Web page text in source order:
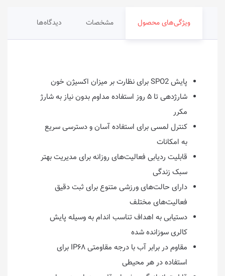
ویژگی‌های محصول مشخصات دیدگاه‌ها
پایش SPO2 برای نظارت بر میزان اکسیژن خون
شارژدهی تا ۵ روز استفاده مداوم بدون نیاز به شارژ
مکرر
کنترل لمسی برای استفاده آسان و دسترسی سریع
به امکانات
قابلیت ردیابی فعالیت‌های روزانه برای مدیریت بهتر
سبک زندگی
دارای حالت‌های ورزشی متنوع برای ثبت دقیق
فعالیت‌های مختلف
دستیابی به اهداف تناسب اندام به وسیله پایش
کالری سوزانده شده
مقاوم در برابر آب با درجه مقاومتی IP۶۸ برای
استفاده در هر محیطی